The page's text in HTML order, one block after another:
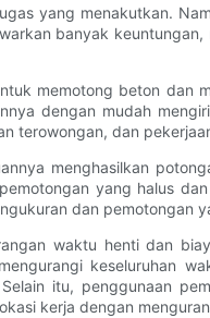
yang menakutkan.
banyak
memotong beton dan
dengan mudah
terowongan, dan
menghasilkan
yang halus
dan
waktu henti dan
keseluruhan
itu, penggunaan
kerja dengan